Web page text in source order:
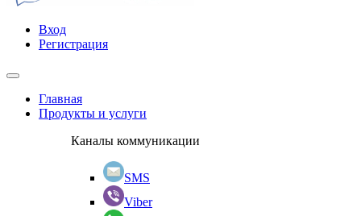
Вход
Регистрация
Главная
Продукты и услуги
Каналы коммуникации
SMS
Viber